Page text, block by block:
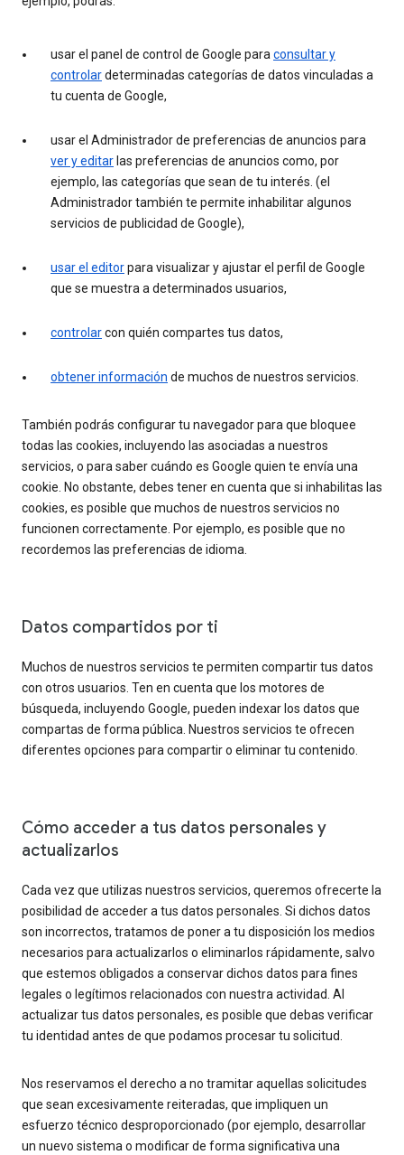
usar el panel de control de Google paraconsultar y
controlardeterminadas categorías de datos vinculadas a
tu cuenta de Google,
usar el Administrador de preferencias de anuncios para
ver y editar las preferencias de anuncios como, por
ejemplo, las categorías que sean de tu interés. (el
Administrador también te permite inhabilitar algunos
servicios de publicidad de Google),
usar el editorpara visualizar y ajustar el perfil de Google
que se muestra a determinados usuarios,
controlarcon quién compartes tus datos,
obtener información de muchos de nuestros servicios.
También podrás configurar tu navegador para que bloquee
todas las cookies, incluyendo las asociadas a nuestros
servicios, o para saber cuándo es Google quien te envía una
cookie. No obstante, debes tener en cuenta que si inhabilitas las
cookies, es posible que muchos de nuestros servicios no
funcionen correctamente. Por ejemplo, es posible que no
recordemos las preferencias de idioma.
Datos compartidos por ti
Muchos de nuestros servicios te permiten compartir tus datos
con otros usuarios. Ten en cuenta que los motores de
búsqueda, incluyendo Google, pueden indexar los datos que
compartas de forma pública. Nuestros servicios te ofrecen
diferentes opciones para compartir o eliminar tu contenido.
Cómo acceder a tus datos personales y
actualizarlos
Cada vez que utilizas nuestros servicios, queremos ofrecerte la
posibilidad de acceder a tus datos personales. Si dichos datos
son incorrectos, tratamos de poner a tu disposición los medios
necesarios para actualizarlos o eliminarlos rápidamente, salvo
que estemos obligados a conservar dichos datos para fines
legales o legítimos relacionados con nuestra actividad. Al
actualizar tus datos personales, es posible que debas verificar
tu identidad antes de que podamos procesar tu solicitud.
Nos reservamos el derecho a no tramitar aquellas solicitudes
que sean excesivamente reiteradas, que impliquen un
esfuerzo técnico desproporcionado (por ejemplo, desarrollar
un nuevo sistema o modificar de forma significativa una